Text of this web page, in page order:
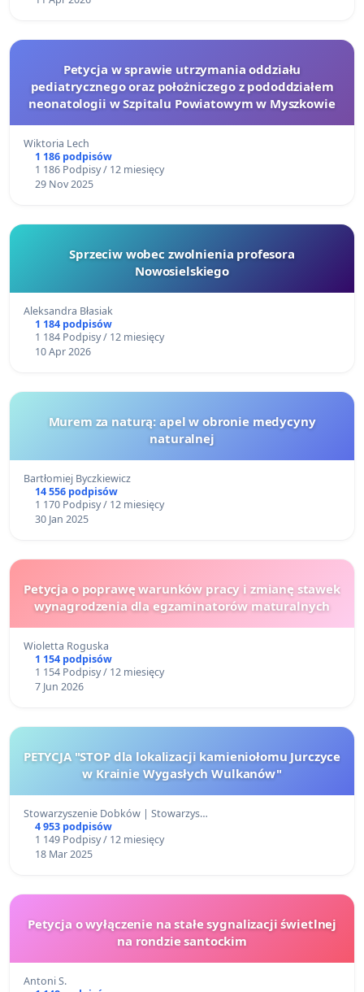
Petycja w sprawie utrzymania oddziału
pediatrycznego oraz położniczego z pododdziałem
neonatologii w Szpitalu Powiatowym w Myszkowie
Wiktoria Lech
1 186 podpisów
1 186 Podpisy / 12 miesięcy
29 Nov 2025
Sprzeciw wobec zwolnienia profesora
Nowosielskiego
Aleksandra Błasiak
1 184 podpisów
1 184 Podpisy / 12 miesięcy
10 Apr 2026
Murem za naturą: apel w obronie medycyny
naturalnej
Bartłomiej Byczkiewicz
14 556 podpisów
1 170 Podpisy / 12 miesięcy
30 Jan 2025
Petycja o poprawę warunków pracy i zmianę stawek
wynagrodzenia dla egzaminatorów maturalnych
Wioletta Roguska
1 154 podpisów
1 154 Podpisy / 12 miesięcy
7 Jun 2026
PETYCJA "STOP dla lokalizacji kamieniołomu Jurczyce
w Krainie Wygasłych Wulkanów"
Stowarzyszenie Dobków | Stowarzys…
4 953 podpisów
1 149 Podpisy / 12 miesięcy
18 Mar 2025
Petycja o wyłączenie na stałe sygnalizacji świetlnej
na rondzie santockim
Antoni S.